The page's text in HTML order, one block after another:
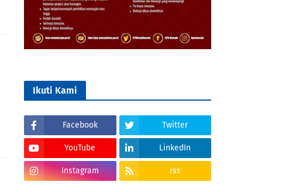
Ikuti Kami
Facebook Twitter
YouTube LinkedIn
Instagram rss